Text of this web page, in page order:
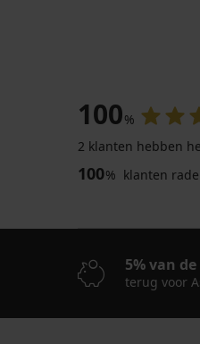
100%
2 klanten hebben
100% klanten
5% van
terug voor